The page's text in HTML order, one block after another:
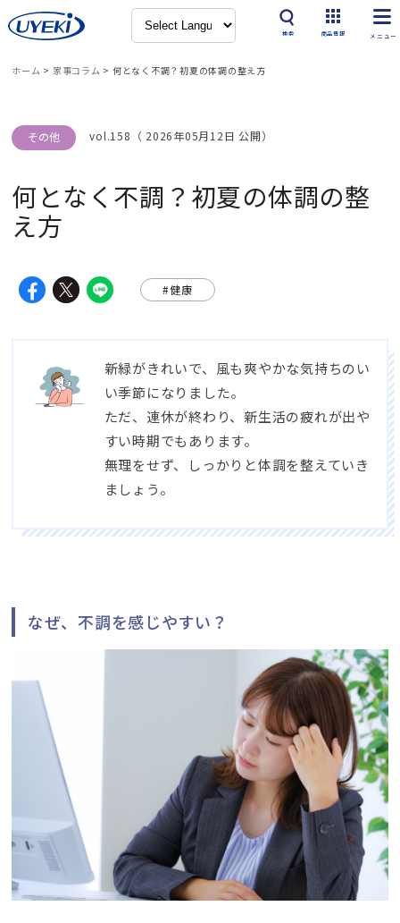
検索 商品情報
ホーム > 家事コラム > 何となく不調？初夏の体調の整え方
その他 vol.158（ 2026年05月12日 公開）
何となく不調？初夏の体調の整
え方
#健康
新緑がきれいで、風も爽やかな気持ちのい
い季節になりました。
ただ、連休が終わり、新生活の疲れが出や
すい時期でもあります。
無理をせず、しっかりと体調を整えていき
ましょう。
なぜ、不調を感じやすい？